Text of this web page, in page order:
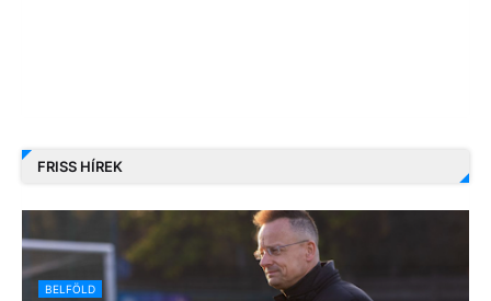
FRISS HÍREK
BELFÖLD